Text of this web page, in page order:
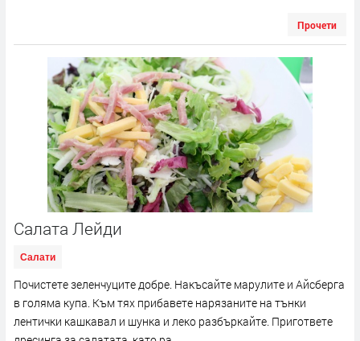
Прочети
Салата Лейди
Салати
Почистете зеленчуците добре. Накъсайте марулите и Айсберга
в голяма купа. Към тях прибавете нарязаните на тънки
лентички кашкавал и шунка и леко разбъркайте. Пригответе